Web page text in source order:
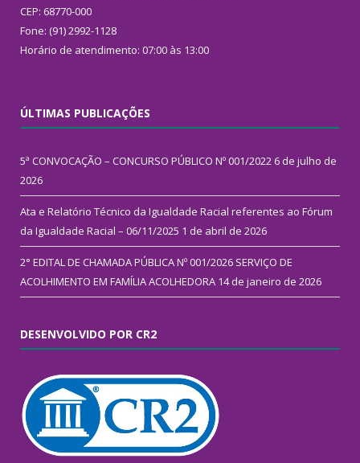
CEP: 68770-000
Fone: (91) 2992-1128
Horário de atendimento: 07:00 às 13:00
ÚLTIMAS PUBLICAÇÕES
5ª CONVOCAÇÃO – CONCURSO PÚBLICO Nº 001/2022 6 de julho de
2026
Ata e Relatório Técnico da Igualdade Racial referentes ao Fórum
da Igualdade Racial – 06/11/2025 1 de abril de 2026
2° EDITAL DE CHAMADA PÚBLICA Nº 001/2026 SERVIÇO DE
ACOLHIMENTO EM FAMÍLIA ACOLHEDORA 14 de janeiro de 2026
DESENVOLVIDO POR CR2